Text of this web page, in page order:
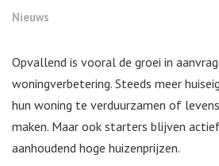
Nieuws
Opvallend is vooral de groei in
woningverbetering. Steeds meer
hun woning te verduurzamen of
maken. Maar ook starters blijven
aanhoudend hoge huizenprijzen.